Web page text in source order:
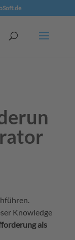
Knowledge
als